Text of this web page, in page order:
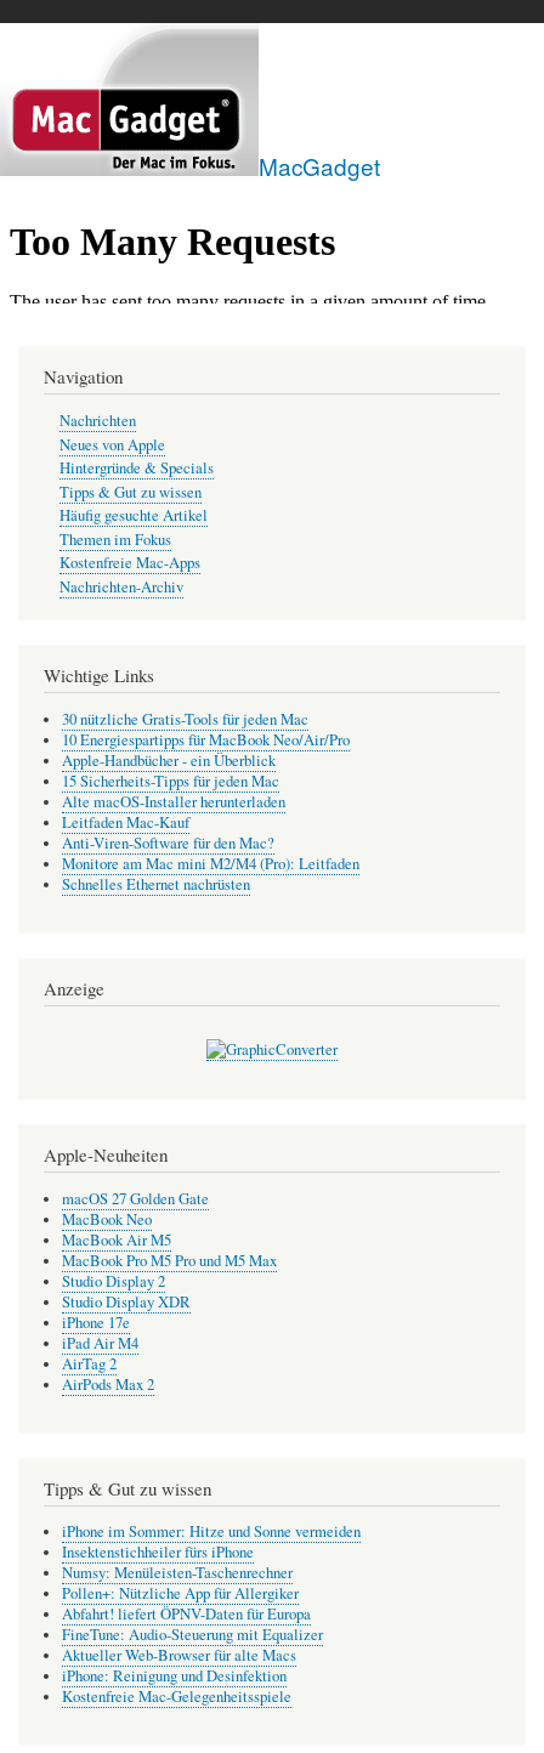
MacGadget
Navigation
Nachrichten
Neues von Apple
Hintergründe & Specials
Tipps & Gut zu wissen
Häufig gesuchte Artikel
Themen im Fokus
Kostenfreie Mac-Apps
Nachrichten-Archiv
Wichtige Links
30 nützliche Gratis-Tools für jeden Mac
10 Energiespartipps für MacBook Neo/Air/Pro
Apple-Handbücher - ein Überblick
15 Sicherheits-Tipps für jeden Mac
Alte macOS-Installer herunterladen
Leitfaden Mac-Kauf
Anti-Viren-Software für den Mac?
Monitore am Mac mini M2/M4 (Pro): Leitfaden
Schnelles Ethernet nachrüsten
Anzeige
Apple-Neuheiten
macOS 27 Golden Gate
MacBook Neo
MacBook Air M5
MacBook Pro M5 Pro und M5 Max
Studio Display 2
Studio Display XDR
iPhone 17e
iPad Air M4
AirTag 2
AirPods Max 2
Tipps & Gut zu wissen
iPhone im Sommer: Hitze und Sonne vermeiden
Insektenstichheiler fürs iPhone
Numsy: Menüleisten-Taschenrechner
Pollen+: Nützliche App für Allergiker
Abfahrt! liefert ÖPNV-Daten für Europa
FineTune: Audio-Steuerung mit Equalizer
Aktueller Web-Browser für alte Macs
iPhone: Reinigung und Desinfektion
Kostenfreie Mac-Gelegenheitsspiele